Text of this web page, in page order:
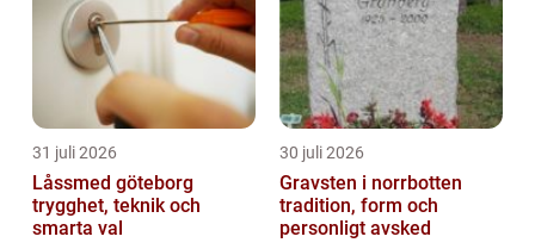
31 juli 2026
Låssmed göteborg
trygghet, teknik och
smarta val
30 juli 2026
Gravsten i norrbotten
tradition, form och
personligt avsked